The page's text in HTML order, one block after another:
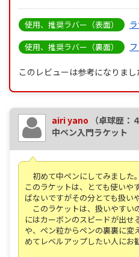
使用、推奨ラバー（表面）
使用、推奨ラバー（裏面）
このレビューは参考になりまし
airi yano
（卓球歴：
中ペン入門ラケット
初めて中ペンにしてみました。
このラケットは、とても使いや
ばないですがその分とても扱い
このラケットは、扱いやすい
にはカーボンのスピードが出せ
や、ペン粒からペンの裏裏に変
めてレベルアップしたい人にお